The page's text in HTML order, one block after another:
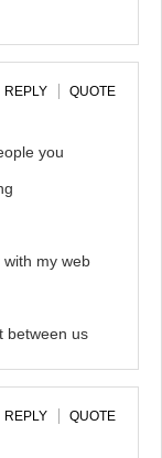
REPLY QUOTE
you
my web
between us
REPLY QUOTE